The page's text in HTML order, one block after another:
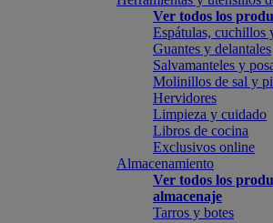
Ver todos los
Espátulas, cuchillos
Guantes y delantales
Salvamanteles y
Molinillos de sal y
Hervidores
Limpieza y cuidado
Libros de cocina
Exclusivos online
Almacenamiento
Ver todos los
almacenaje
Tarros y botes